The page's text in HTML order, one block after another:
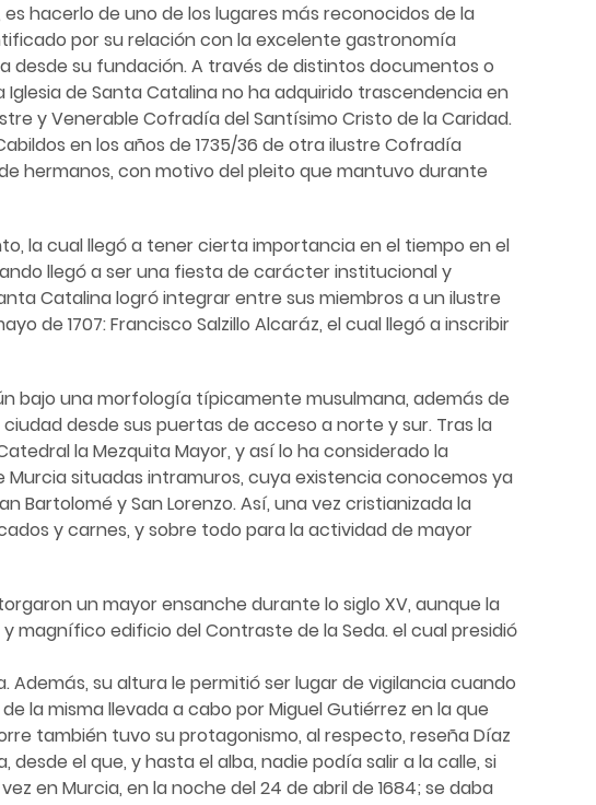
hacerlo de uno de los lugares más reconocidos de la
por su relación con la excelente gastronomía
desde su fundación. A través de distintos documentos o
de Santa Catalina no ha adquirido trascendencia en
y Venerable Cofradía del Santísimo Cristo de la Caridad.
en los años de 1735/36 de otra ilustre Cofradía
hermanos, con motivo del pleito que mantuvo durante
la cual llegó a tener cierta importancia en el tiempo en el
llegó a ser una fiesta de carácter institucional y
Catalina logró integrar entre sus miembros a un ilustre
de 1707: Francisco Salzillo Alcaráz, el cual llegó a inscribir
bajo una morfología típicamente musulmana, además de
desde sus puertas de acceso a norte y sur. Tras la
la Mezquita Mayor, y así lo ha considerado la
situadas intramuros, cuya existencia conocemos ya
Bartolomé y San Lorenzo. Así, una vez cristianizada la
y carnes, y sobre todo para la actividad de mayor
un mayor ensanche durante lo siglo XV, aunque la
magnífico edificio del Contraste de la Seda. el cual presidió
su altura le permitió ser lugar de vigilancia cuando
la misma llevada a cabo por Miguel Gutiérrez en la que
también tuvo su protagonismo, al respecto, reseña Díaz
desde el que, y hasta el alba, nadie podía salir a la calle, si
en Murcia, en la noche del 24 de abril de 1684; se daba